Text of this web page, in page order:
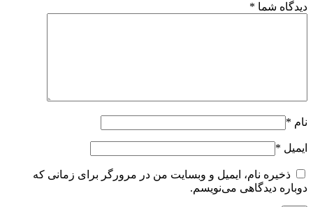
دیدگاه شما *
نام *
ایمیل *
ذخیره نام، ایمیل و وبسایت من در مرورگر برای زمانی که
دوباره دیدگاهی می‌نویسم.